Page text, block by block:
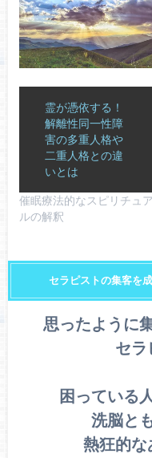
霊が憑依する！
解離性同一性障
害の多重人格や
二重人格との違
いとは
催眠療法的なスピリチュア
ルの解釈
セラピストの集客を
思ったように
セラ
困っている
洗脳と
熱狂的な